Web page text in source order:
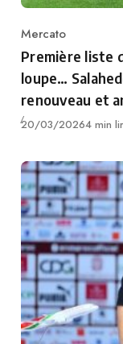
Category
Mercato
Première liste
loupe…
renouveau et
Publié
20/03/20264 min